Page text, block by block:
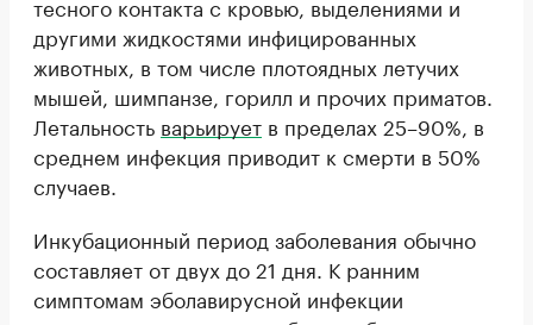
другими жидкостями инфицированных
животных, в том числе плотоядных летучих
мышей, шимпанзе, горилл и прочих приматов.
Летальность варьирует в пределах 25–90%, в
среднем инфекция приводит к смерти в 50%
случаев.
Инкубационный период заболевания обычно
составляет от двух до 21 дня. К ранним
симптомам эболавирусной инфекции